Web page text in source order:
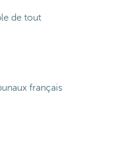
de tout
français